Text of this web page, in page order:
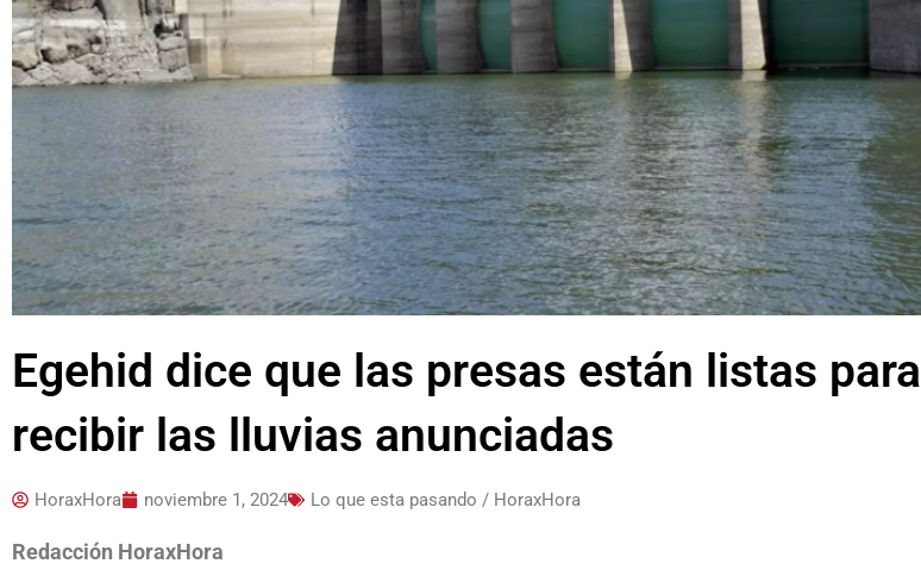
Egehid dice que las presas están listas para
recibir las lluvias anunciadas
HoraxHora noviembre 1, 2024 Lo que esta pasando / HoraxHora
Redacción HoraxHora